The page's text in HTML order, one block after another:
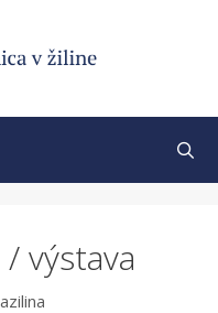
výstava